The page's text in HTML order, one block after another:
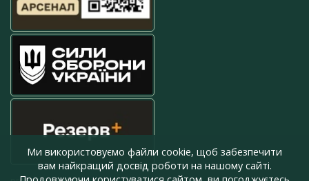
Ми використовуємо файли cookie, щоб забезпечити
вам найкращий досвід роботи на нашому сайті.